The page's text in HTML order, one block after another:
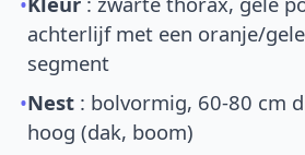
achterlijf met een oranje/
segment
•Nest : bolvormig, 60-80 cm
hoog (dak, boom)